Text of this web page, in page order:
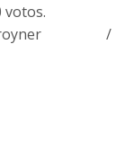
votos.
/